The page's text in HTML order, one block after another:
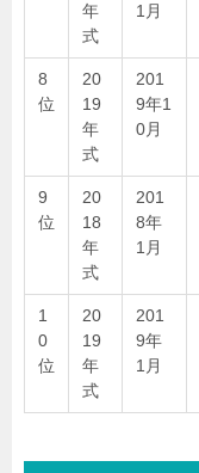
年
式
1月
8
位
20
19
年
式
201
9年1
0月
9
位
20
18
年
式
201
8年
1月
1
0
位
20
19
年
式
201
9年
1月